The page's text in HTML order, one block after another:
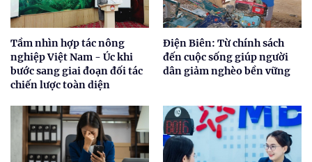
Tầm nhìn hợp tác nông
nghiệp Việt Nam - Úc khi
bước sang giai đoạn đối tác
chiến lược toàn diện
Điện Biên: Từ chính sách
đến cuộc sống giúp người
dân giảm nghèo bền vững